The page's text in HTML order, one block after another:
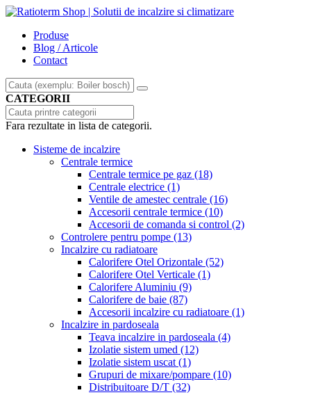
Produse
Blog / Articole
Contact
CATEGORII
Fara rezultate in lista de categorii.
Sisteme de incalzire
Centrale termice
Centrale termice pe gaz (18)
Centrale electrice (1)
Ventile de amestec centrale (16)
Accesorii centrale termice (10)
Accesorii de comanda si control (2)
Controlere pentru pompe (13)
Incalzire cu radiatoare
Calorifere Otel Orizontale (52)
Calorifere Otel Verticale (1)
Calorifere Aluminiu (9)
Calorifere de baie (87)
Accesorii incalzire cu radiatoare (1)
Incalzire in pardoseala
Teava incalzire in pardoseala (4)
Izolatie sistem umed (12)
Izolatie sistem uscat (1)
Grupuri de mixare/pompare (10)
Distribuitoare D/T (32)